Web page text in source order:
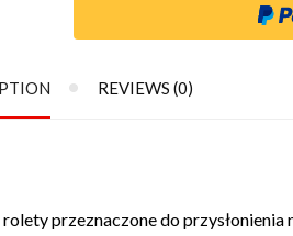
REVIEWS (0)
przeznaczone do